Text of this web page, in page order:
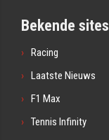
Bekende sites
Racing
Laatste Nieuws
F1 Max
Tennis Infinity